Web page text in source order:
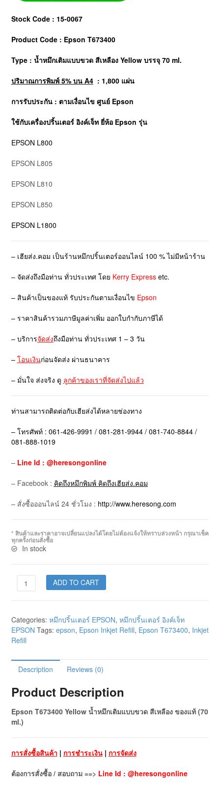
Stock Code : 15-0067
Product Code : Epson T673400
Type : น้ำหมึกเติมแบบขวด สีเหลือง Yellow บรรจุ 70 ml.
ปริมาณการพิมพ์ 5% บน A4: 1,800 แผ่น
การรับประกัน : ตามเงื่อนไข ศูนย์ Epson
ใช้กับเครื่องปริ้นเตอร์ อิงค์เจ็ท ยี่ห้อ Epson รุ่น
EPSON L800
EPSON L805
EPSON L810
EPSON L850
EPSON L1800
– เฮียส่ง.คอม เป็นร้านหมึกปริ้นเตอร์ออนไลน์ 100 % ไม่มีหน้าร้าน
– จัดส่งถึงมือท่าน ทั่วประเทศ โดย Kerry Expressetc.
– สินค้าเป็นของแท้ รับประกันตามเงื่อนไข Epson
– ราคาสินค้ารวมภาษีมูลค่าเพิ่ม ออกใบกำกับภาษีได้
– บริการจัดส่งถึงมือท่าน ทั่วประเทศ 1 – 3 วัน
– โอนเงินก่อนจัดส่ง ผ่านธนาคาร
– มั่นใจ ส่งจริง ดู ลูกค้าของเราที่จัดส่งไปแล้ว
ท่านสามารถติดต่อกับเฮียส่งได้หลายช่องทาง
– โทรศัพท์ : 061-426-9991 / 081-281-9944 / 081-740-8844 /
081-888-1019
– Line Id : @heresongonline
– Facebook : คิดถึงหมึกพิมพ์ คิดถึงเฮียส่ง.คอม
– สั่งซื้อออนไลน์ 24 ชั่วโมง : http://www.heresong.com
* สินค้าและราคาอาจเปลี่ยนแปลงได้โดยไม่ต้องแจ้งให้ทราบล่วงหน้า กรุณาเช็ค
ทุกครั้งก่อนสั่งซื้อ
In stock
ADD TO CART
Categories: หมึกปริ้นเตอร์ EPSON, หมึกปริ้นเตอร์ อิงค์เจ็ท
EPSON Tags: epson, Epson Inkjet Refill, Epson T673400, Inkjet
Refill
Description Reviews (0)
Product Description
Epson T673400 Yellow น้ำหมึกเติมแบบขวด สีเหลือง ของแท้ (70
ml.)
การสั่งซื้อสินค้า | การชำระเงิน| การจัดส่ง
ต้องการสั่งซื้อ / สอบถาม ==> Line Id : @heresongonline